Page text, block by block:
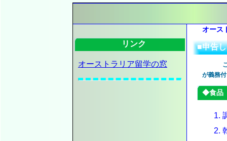
リンク
オーストラリア留学の窓
オース
■申告
が義務
◆食品